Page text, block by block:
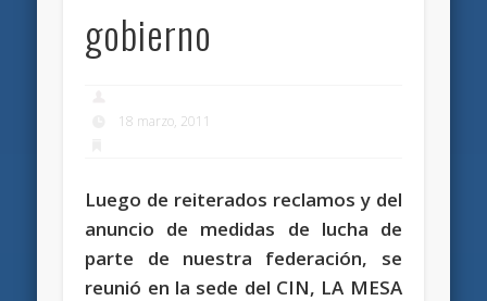
gobierno
18 marzo, 2011
Luego de reiterados reclamos y del
anuncio de medidas de lucha de
parte de nuestra federación, se
reunió en la sede del CIN, LA MESA